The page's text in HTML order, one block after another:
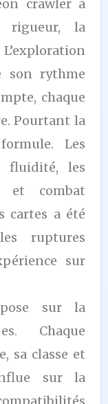
crawler à
rigueur, la
son rythme
chaque
Pourtant la
Les
fluidité, les
et combat
cartes a été
ruptures
sur
sur la
Chaque
sa classe et
sur la